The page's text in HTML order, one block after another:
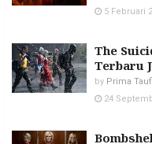
5 Februari
The
Terbaru
by Prima
24